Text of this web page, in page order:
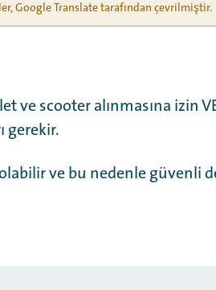
Google Translate tarafından çevrilmiştir.
ve scooter alınmasına izin
gerekir.
ve bu nedenle güvenli